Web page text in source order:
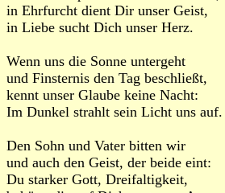
in Ehrfurcht dient Dir unser Geist,
in Liebe sucht Dich unser Herz.
Wenn uns die Sonne untergeht
und Finsternis den Tag beschließt,
kennt unser Glaube keine Nacht:
Im Dunkel strahlt sein Licht uns auf.
Den Sohn und Vater bitten wir
und auch den Geist, der beide eint:
Du starker Gott, Dreifaltigkeit,